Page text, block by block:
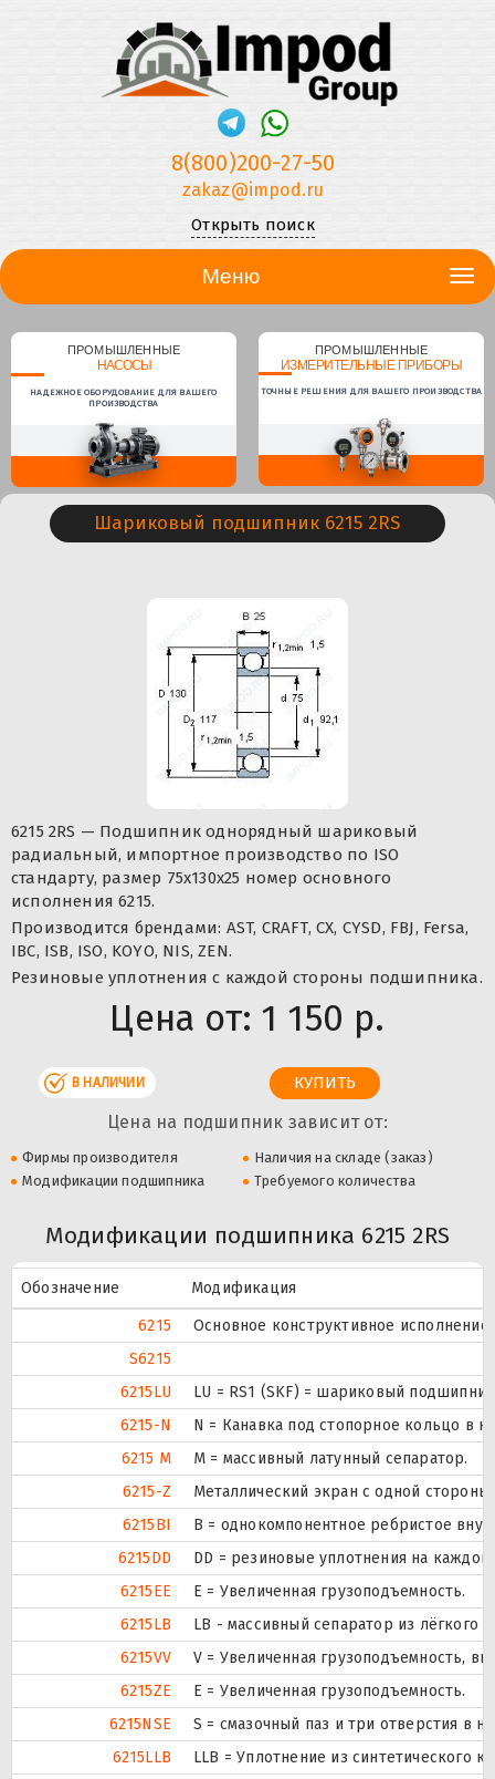
8(800)200-27-50
zakaz@impod.ru
Открыть поиск
Меню
ПРОМЫШЛЕННЫЕ
НАСОСЫ
НАДЕЖНОЕ ОБОРУДОВАНИЕ ДЛЯ ВАШЕГО
ПРОИЗВОДСТВА
ПРОМЫШЛЕННЫЕ
ИЗМЕРИТЕЛЬНЫЕ ПРИБОРЫ
ТОЧНЫЕ РЕШЕНИЯ ДЛЯ ВАШЕГО ПРОИЗВОДСТВА
Шариковый подшипник 6215 2RS
6215 2RS — Подшипник однорядный шариковый
радиальный, импортное производство по ISO
стандарту, размер 75x130x25 номер основного
исполнения 6215.
Производится брендами: AST, CRAFT, CX, CYSD, FBJ, Fersa,
IBC, ISB, ISO, KOYO, NIS, ZEN.
Резиновые уплотнения с каждой стороны подшипника.
Цена от: 1 150 р.
В НАЛИЧИИ
Цена на подшипник зависит от:
Фирмы производителя
Наличия на складе (заказ)
Модификации подшипника
Требуемого количества
Модификации подшипника 6215 2RS
Обозначение
Модификация
6215
Основное конструктивное исполнение.
S6215
6215LU
LU = RS1 (SKF) = шариковый
6215-N
N = Канавка под стопорное кольцо в
6215 M
M = массивный латунный сепаратор.
6215-Z
Металлический экран с одной стороны.
6215BI
B = однокомпонентное ребристое
6215DD
DD = резиновые уплотнения на
6215EE
Е = Увеличенная грузоподъемность.
6215LB
LB - массивный сепаратор из лёгкого
6215VV
V = Увеличенная грузоподъемность,
6215ZE
Е = Увеличенная грузоподъемность.
6215NSE
S = смазочный паз и три отверстия в
6215LLB
LLB = Уплотнение из синтетического